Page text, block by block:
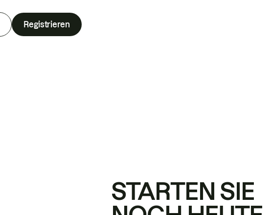
Registrieren
STARTEN SIE